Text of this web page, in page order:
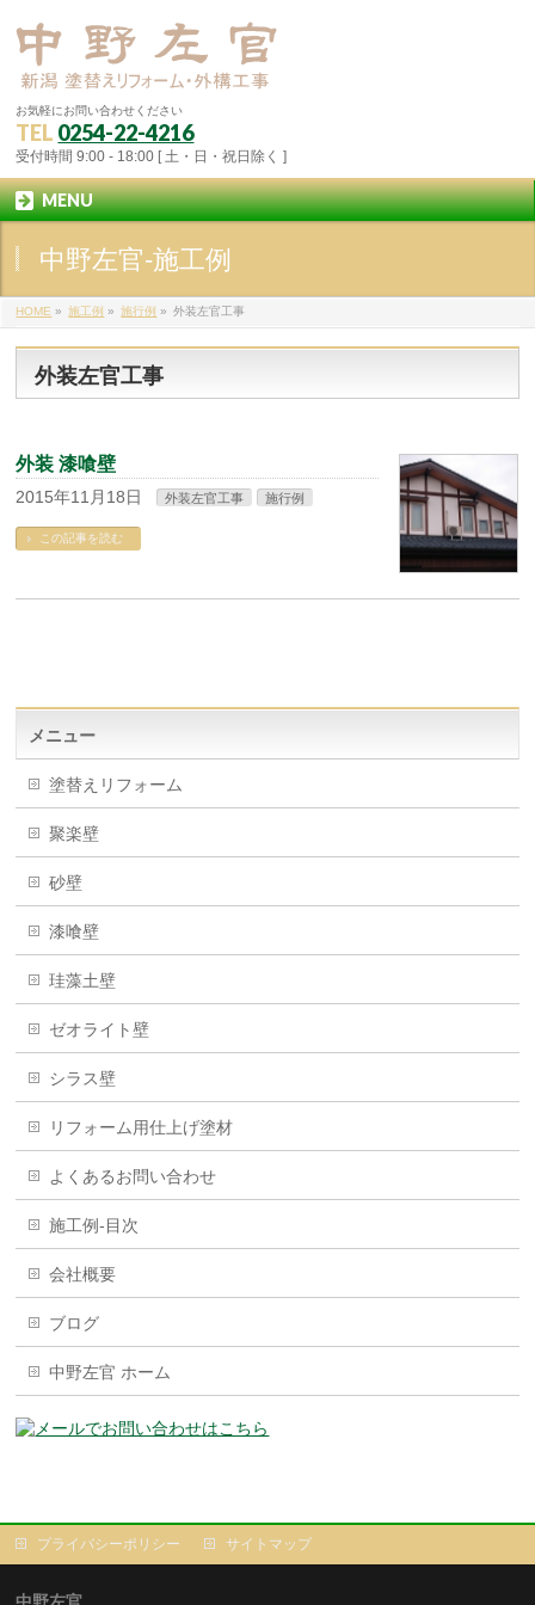
お気軽にお問い合わせください
TEL 0254-22-4216
受付時間 9:00 - 18:00 [ 土・日・祝日除く ]
MENU
中野左官-施工例
HOME » 施工例 » 施行例 » 外装左官工事
外装左官工事
外装 漆喰壁
2015年11月18日 外装左官工事 施行例
この記事を読む
メニュー
塗替えリフォーム
聚楽壁
砂壁
漆喰壁
珪藻土壁
ゼオライト壁
シラス壁
リフォーム用仕上げ塗材
よくあるお問い合わせ
施工例-目次
会社概要
ブログ
中野左官 ホーム
プライバシーポリシー サイトマップ